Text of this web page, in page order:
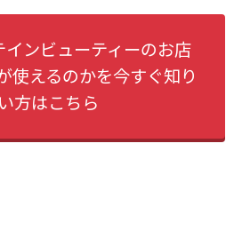
ンビューティーのお店
使えるのかを今すぐ知り
方はこちら